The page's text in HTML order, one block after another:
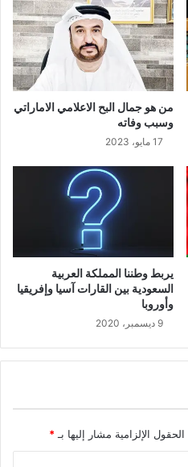
من هو جمال البح الاعلامي الاماراتي
وسبب وفاته
17 مايو، 2023
يربط وطننا المملكة العربية
السعودية بين القارات آسيا وإفريقيا
وأوروبا
9 ديسمبر، 2020
الحقول الإلزامية مشار إليها بـ *